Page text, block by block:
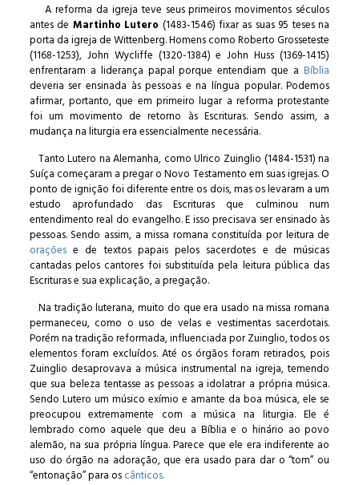
A reforma da igreja teve seus primeiros movimentos séculos
antes de Martinho Lutero (1483-1546) fixar as suas 95 teses na
porta da igreja de Wittenberg. Homens como Roberto Grosseteste
(1168-1253), John Wycliffe (1320-1384) e John Huss (1369-1415)
enfrentaram a liderança papal porque entendiam que a Bíblia
deveria ser ensinada às pessoas e na língua popular. Podemos
afirmar, portanto, que em primeiro lugar a reforma protestante
foi um movimento de retorno às Escrituras. Sendo assim, a
mudança na liturgia era essencialmente necessária.
Tanto Lutero na Alemanha, como Ulrico Zuinglio (1484-1531) na
Suíça começaram a pregar o Novo Testamento em suas igrejas. O
ponto de ignição foi diferente entre os dois, mas os levaram a um
estudo aprofundado das Escrituras que culminou num
entendimento real do evangelho. E isso precisava ser ensinado às
pessoas. Sendo assim, a missa romana constituída por leitura de
oraçõese de textos papais pelos sacerdotes e de músicas
cantadas pelos cantores foi substituída pela leitura pública das
Escrituras e sua explicação, a pregação.
Na tradição luterana, muito do que era usado na missa romana
permaneceu, como o uso de velas e vestimentas sacerdotais.
Porém na tradição reformada, influenciada por Zuinglio, todos os
elementos foram excluídos. Até os órgãos foram retirados, pois
Zuinglio desaprovava a música instrumental na igreja, temendo
que sua beleza tentasse as pessoas a idolatrar a própria música.
Sendo Lutero um músico exímio e amante da boa música, ele se
preocupou extremamente com a música na liturgia. Ele é
lembrado como aquele que deu a Bíblia e o hinário ao povo
alemão, na sua própria língua. Parece que ele era indiferente ao
uso do órgão na adoração, que era usado para dar o “tom” ou
“entonação” para oscânticos.